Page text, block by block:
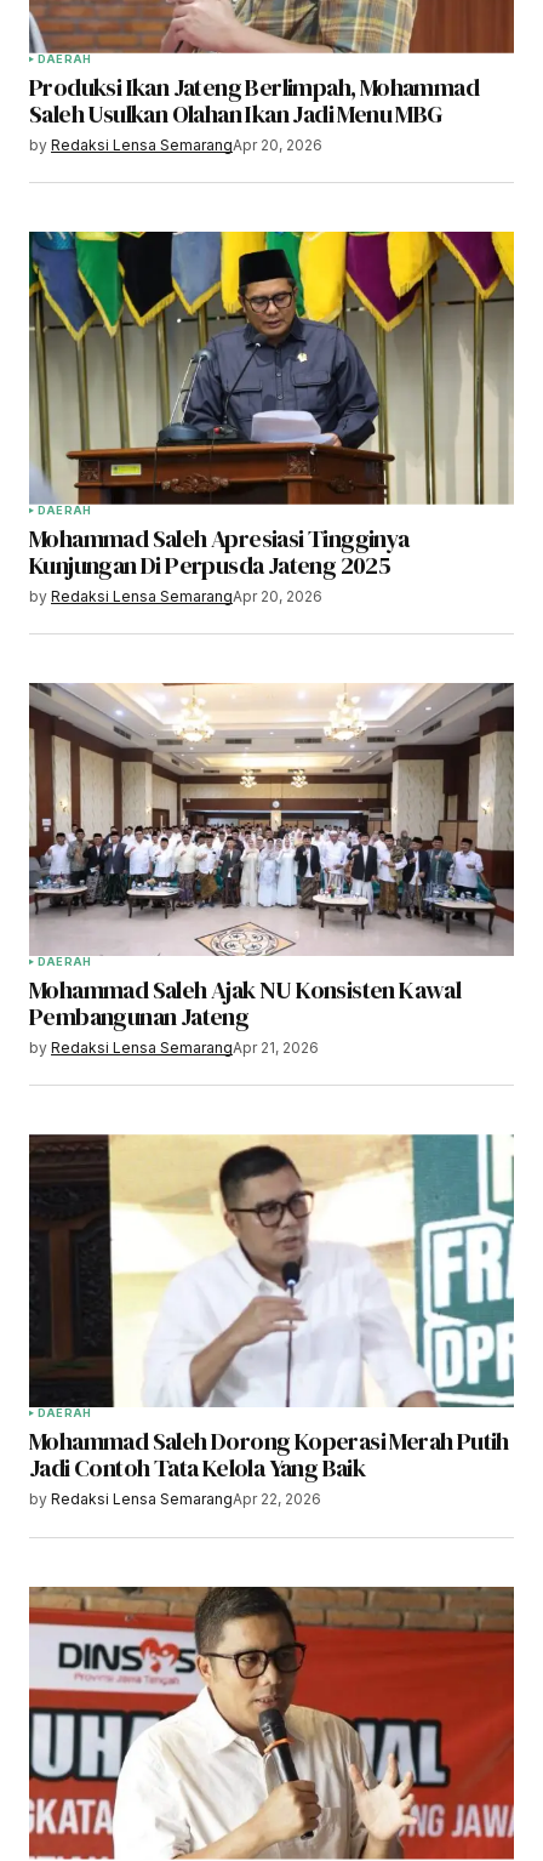
DAERAH
Produksi Ikan Jateng Berlimpah, Mohammad
Saleh Usulkan Olahan Ikan Jadi Menu MBG
by Redaksi Lensa SemarangApr 20, 2026
DAERAH
Mohammad Saleh Apresiasi Tingginya
Kunjungan Di Perpusda Jateng 2025
by Redaksi Lensa SemarangApr 20, 2026
DAERAH
Mohammad Saleh Ajak NU Konsisten Kawal
Pembangunan Jateng
by Redaksi Lensa SemarangApr 21, 2026
DAERAH
Mohammad Saleh Dorong Koperasi Merah Putih
Jadi Contoh Tata Kelola Yang Baik
by Redaksi Lensa SemarangApr 22, 2026